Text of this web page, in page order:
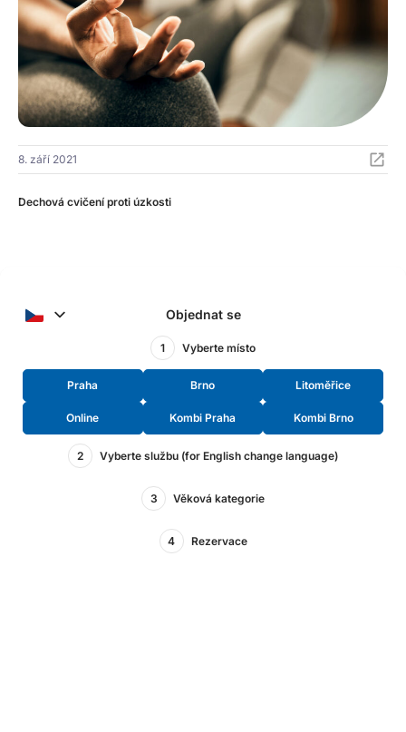
8. září 2021
Dechová cvičení proti úzkosti
Objednat se
1 Vyberte místo
Praha Brno Litoměřice
Online Kombi Praha Kombi Brno
2 Vyberte službu (for English change language)
3 Věková kategorie
4 Rezervace